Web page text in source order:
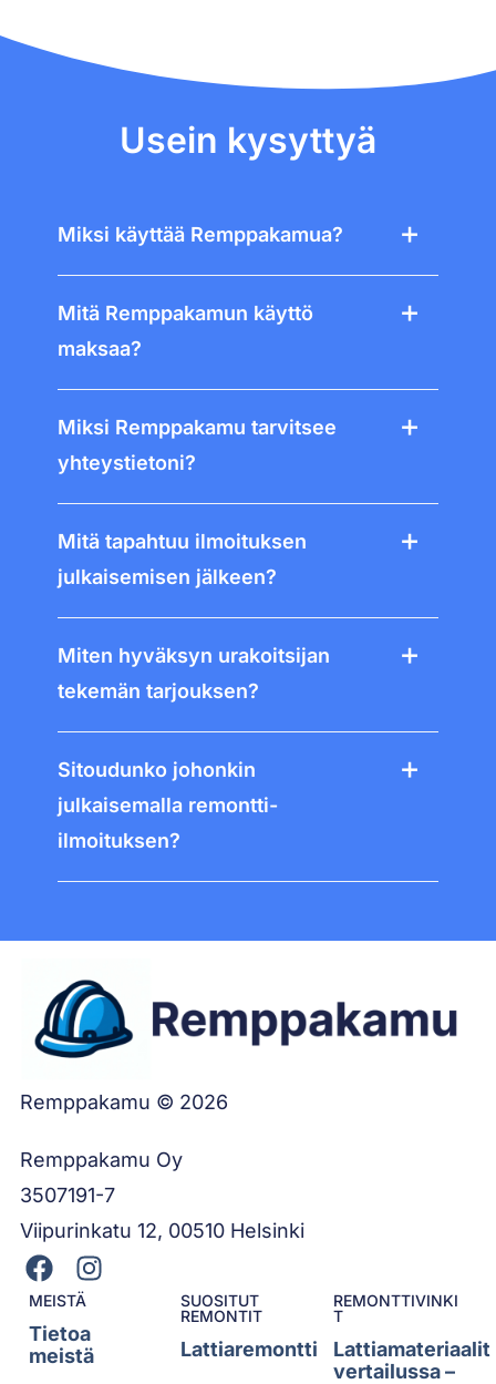
Usein kysyttyä
Miksi käyttää Remppakamua?
Mitä Remppakamun käyttö
maksaa?
Miksi Remppakamu tarvitsee
yhteystietoni?
Mitä tapahtuu ilmoituksen
julkaisemisen jälkeen?
Miten hyväksyn urakoitsijan
tekemän tarjouksen?
Sitoudunko johonkin
julkaisemalla remontti-
ilmoituksen?
Remppakamu © 2026
Remppakamu Oy
3507191-7
Viipurinkatu 12, 00510 Helsinki
MEISTÄ
Tietoa
meistä
SUOSITUT
REMONTIT
Lattiaremontti
REMONTTIVINKI
T
Lattiamateriaalit
vertailussa –